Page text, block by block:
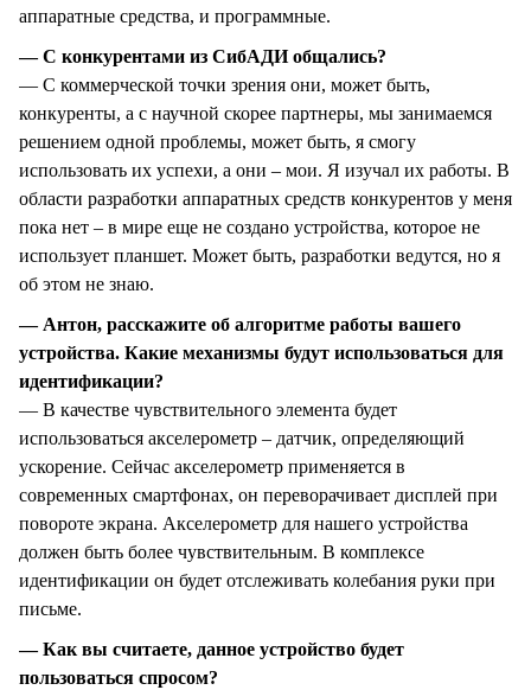
аппаратные средства, и программные.
— С конкурентами из СибАДИ общались?
— С коммерческой точки зрения они, может быть,
конкуренты, а с научной скорее партнеры, мы занимаемся
решением одной проблемы, может быть, я смогу
использовать их успехи, а они – мои. Я изучал их работы. В
области разработки аппаратных средств конкурентов у меня
пока нет – в мире еще не создано устройства, которое не
использует планшет. Может быть, разработки ведутся, но я
об этом не знаю.
— Антон, расскажите об алгоритме работы вашего
устройства. Какие механизмы будут использоваться для
идентификации?
— В качестве чувствительного элемента будет
использоваться акселерометр – датчик, определяющий
ускорение. Сейчас акселерометр применяется в
современных смартфонах, он переворачивает дисплей при
повороте экрана. Акселерометр для нашего устройства
должен быть более чувствительным. В комплексе
идентификации он будет отслеживать колебания руки при
письме.
— Как вы считаете, данное устройство будет
пользоваться спросом?